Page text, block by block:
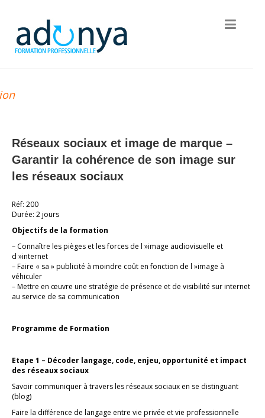
Réseaux sociaux et image de marque –
Garantir la cohérence de son image sur
les réseaux sociaux
Réf: 200
Durée: 2 jours
Objectifs de la formation
– Connaître les pièges et les forces de l »image audiovisuelle et
d »internet
– Faire « sa » publicité à moindre coût en fonction de l »image à
véhiculer
– Mettre en œuvre une stratégie de présence et de visibilité sur internet
au service de sa communication
Programme de Formation
Etape 1 – Décoder langage, code, enjeu, opportunité et impact
des réseaux sociaux
Savoir communiquer à travers les réseaux sociaux en se distinguant
(blog)
Faire la différence de langage entre vie privée et vie professionnelle